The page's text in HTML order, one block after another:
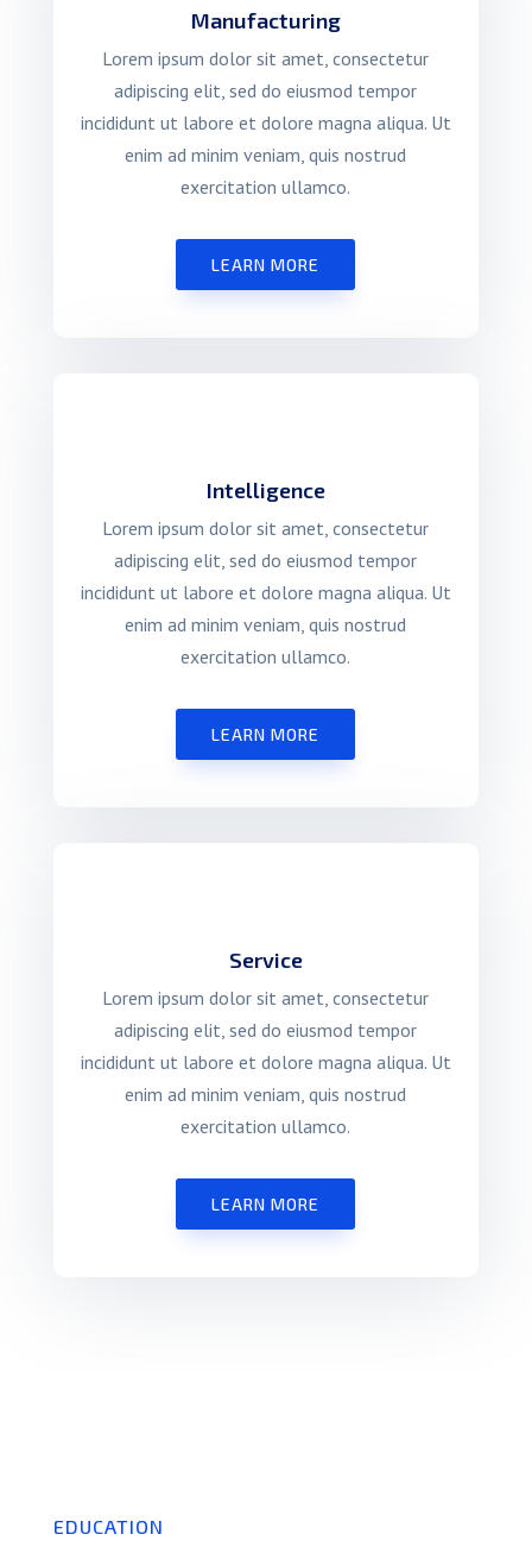
Manufacturing
Lorem ipsum dolor sit amet, consectetur
adipiscing elit, sed do eiusmod tempor
incididunt ut labore et dolore magna aliqua. Ut
enim ad minim veniam, quis nostrud
exercitation ullamco.
LEARN MORE
Intelligence
Lorem ipsum dolor sit amet, consectetur
adipiscing elit, sed do eiusmod tempor
incididunt ut labore et dolore magna aliqua. Ut
enim ad minim veniam, quis nostrud
exercitation ullamco.
LEARN MORE
Service
Lorem ipsum dolor sit amet, consectetur
adipiscing elit, sed do eiusmod tempor
incididunt ut labore et dolore magna aliqua. Ut
enim ad minim veniam, quis nostrud
exercitation ullamco.
LEARN MORE
EDUCATION